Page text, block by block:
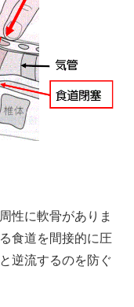
性に軟骨がありま
食道を間接的に圧
逆流するのを防ぐ